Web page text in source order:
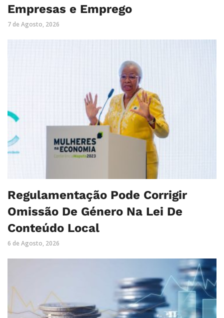
Empresas e Emprego
7 de Agosto, 2026
Regulamentação Pode Corrigir
Omissão De Género Na Lei De
Conteúdo Local
6 de Agosto, 2026